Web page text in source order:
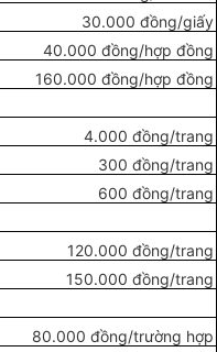
30.000đồng/giấy
40.000 đồng/hợp đồng
160.000 đồng/hợpđồng
4.000đồng/trang
300 đồng/trang
600 đồng/trang
120.000 đồng/trang
150.000đồng/trang
80.000 đồng/trường hợp